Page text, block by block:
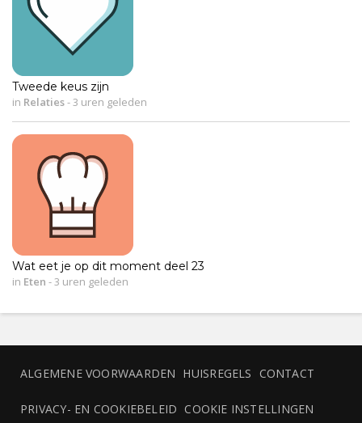
Tweede keus zijn
in Relaties-3 uren geleden
Wat eet je op dit moment deel 23
in Eten -3 uren geleden
ALGEMENE VOORWAARDEN HUISREGELS CONTACT
PRIVACY- EN COOKIEBELEID COOKIE INSTELLINGEN